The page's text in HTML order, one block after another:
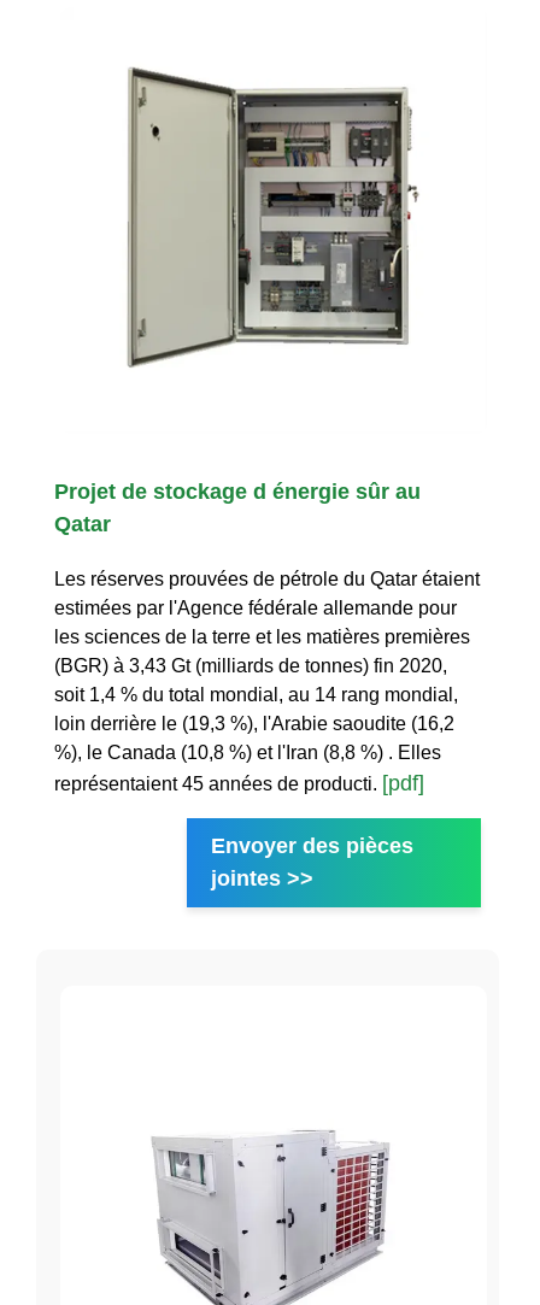
Projet de stockage d énergie sûr au
Qatar
Les réserves prouvées de pétrole du Qatar étaient
estimées par l'Agence fédérale allemande pour
les sciences de la terre et les matières premières
(BGR) à 3,43 Gt (milliards de tonnes) fin 2020,
soit 1,4 % du total mondial, au 14 rang mondial,
loin derrière le (19,3 %), l'Arabie saoudite (16,2
%), le Canada (10,8 %) et l'Iran (8,8 %) . Elles
représentaient 45 années de producti. [pdf]
Envoyer des pièces
jointes >>